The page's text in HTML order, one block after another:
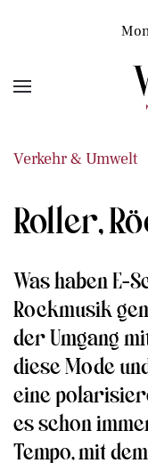
Verkehr & Umwelt
Roller,
Was haben E-
Rockmusik
der Umgang
diese Mode
eine
es schon
Tempo, mit